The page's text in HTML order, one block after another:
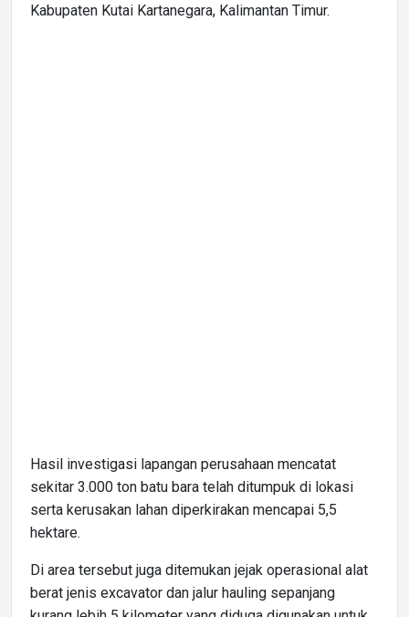
Kabupaten Kutai Kartanegara, Kalimantan Timur.
Hasil investigasi lapangan perusahaan mencatat
sekitar 3.000 ton batu bara telah ditumpuk di lokasi
serta kerusakan lahan diperkirakan mencapai 5,5
hektare.
Di area tersebut juga ditemukan jejak operasional alat
berat jenis excavator dan jalur hauling sepanjang